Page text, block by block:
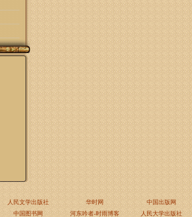
人民文学出版社 华时网 中国出版网
中国图书网 河东吟者-时雨博客 人民大学出版社